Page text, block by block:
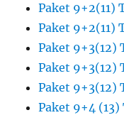
Paket 9+2(11)
Paket 9+2(11)
Paket 9+3(12)
Paket 9+3(12)
Paket 9+3(12)
Paket 9+4 (13)